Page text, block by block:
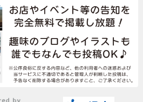
生活・暮らし 千葉みなと駅
2018/3/30 8 年前
- №3045
2431
もっと見る